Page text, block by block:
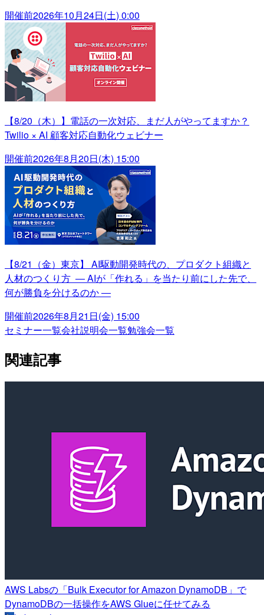
開催前2026年10月24日(土) 0:00
【8/20（木）】電話の一次対応、まだ人がやってますか？
Twilio × AI 顧客対応自動化ウェビナー
開催前2026年8月20日(木) 15:00
【8/21（金）東京】 AI駆動開発時代の、プロダクト組織と
人材のつくり方 ― AIが「作れる」を当たり前にした先で、
何が勝負を分けるのか ―
開催前2026年8月21日(金) 15:00
セミナー一覧会社説明会一覧勉強会一覧
関連記事
AWS Labsの「Bulk Executor for Amazon DynamoDB」で
DynamoDBの一括操作をAWS Glueに任せてみる